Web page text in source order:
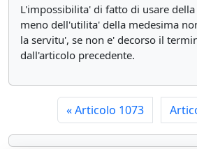
L'impossibilita' di fatto di usare
meno dell'utilita' della medesima
la servitu', se non e' decorso il
dall'articolo precedente.
«Articolo 1073